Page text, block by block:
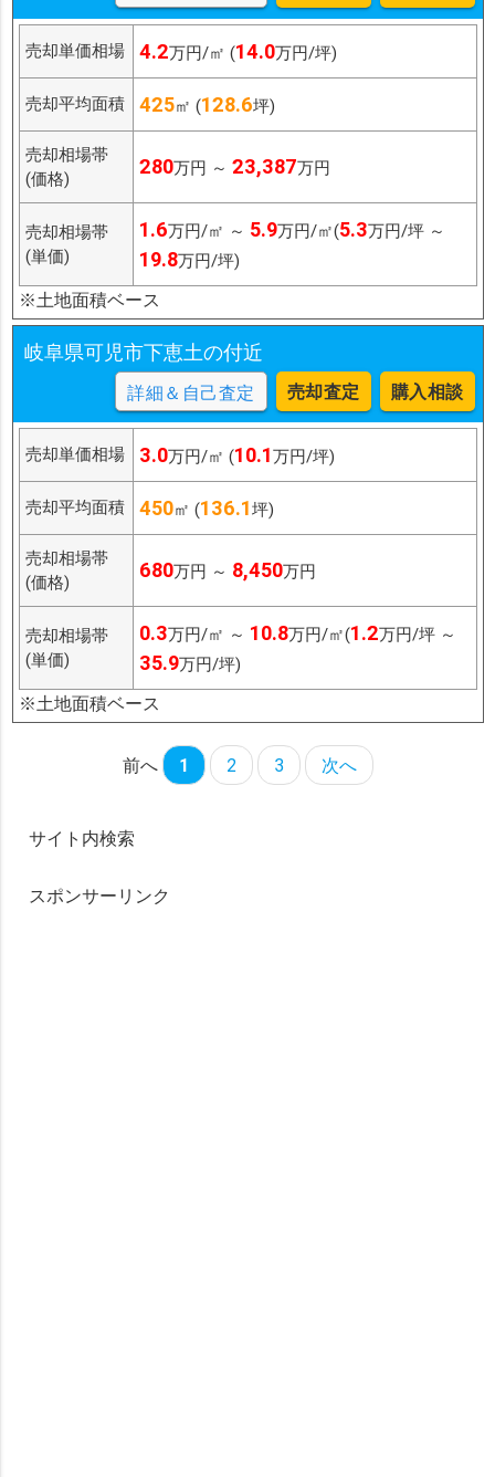
売却単価相場 4.2万円/㎡ (14.0万円/坪)
売却平均面積 425㎡ (128.6坪)
売却相場帯
(価格)
280万円 ～ 23,387万円
売却相場帯
(単価)
1.6万円/㎡ ～ 5.9万円/㎡(5.3万円/坪 ～
19.8万円/坪)
※土地面積ベース
岐阜県可児市下恵土の付近
詳細＆自己査定 売却査定 購入相談
売却単価相場 3.0万円/㎡ (10.1万円/坪)
売却平均面積 450㎡ (136.1坪)
売却相場帯
(価格)
680万円 ～ 8,450万円
売却相場帯
(単価)
0.3万円/㎡ ～ 10.8万円/㎡(1.2万円/坪 ～
35.9万円/坪)
※土地面積ベース
前へ 1 2 3 次へ
サイト内検索
スポンサーリンク